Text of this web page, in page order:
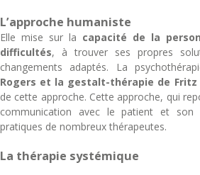
L’approche humaniste
Elle mise sur la capacité de la
difficultés, à trouver ses propres
changements adaptés. La
Rogers et la gestalt-thérapie de Fritz
de cette approche. Cette approche, qui
communication avec le patient et son
pratiques de nombreux thérapeutes.
La thérapie systémique